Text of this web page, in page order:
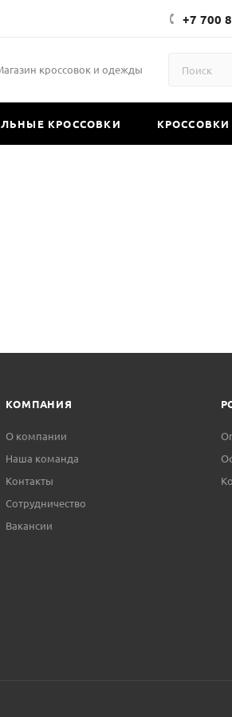
+7 700
кроссовок и одежды
КРОССОВКИ КРОССОВКИ
КОМПАНИЯ
О компании
Наша команда
Контакты
Сотрудничество
Вакансии